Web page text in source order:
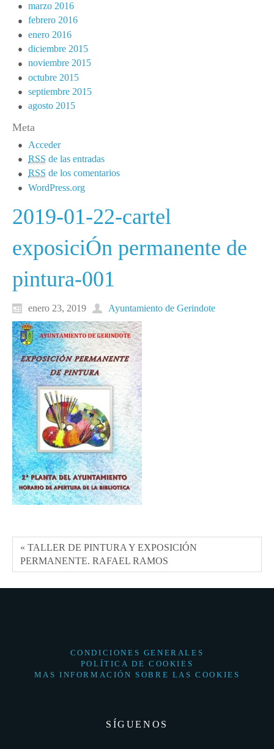
marzo 2016
febrero 2016
enero 2016
diciembre 2015
noviembre 2015
octubre 2015
septiembre 2015
agosto 2015
Meta
Acceder
RSS de las entradas
RSS de los comentarios
WordPress.org
2019-01-22-cartel
exposiciÓn permanente de
pintura-001
enero 23, 2019 Ayuntamiento de Gerindote
« TALLER DE PINTURA Y EXPOSICIÓN
PERMANENTE. RAFAEL RAMOS
CONDICIONES GENERALES
POLÍTICA DE COOKIES
MAS INFORMACIÓN SOBRE LAS COOKIES
SÍGUENOS